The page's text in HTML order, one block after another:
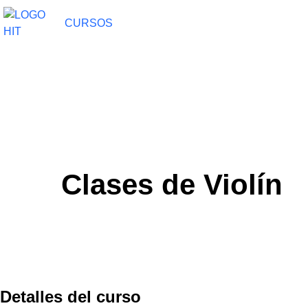
CURSOS
Clases de Violín
Detalles del curso